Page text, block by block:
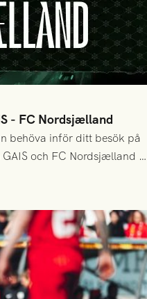
- FC Nordsjælland
behöva inför ditt besök på
och FC Nordsjælland i
kl 19.00 på torsdag